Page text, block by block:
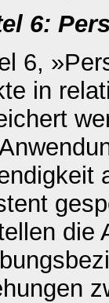
6:
6,
in
die